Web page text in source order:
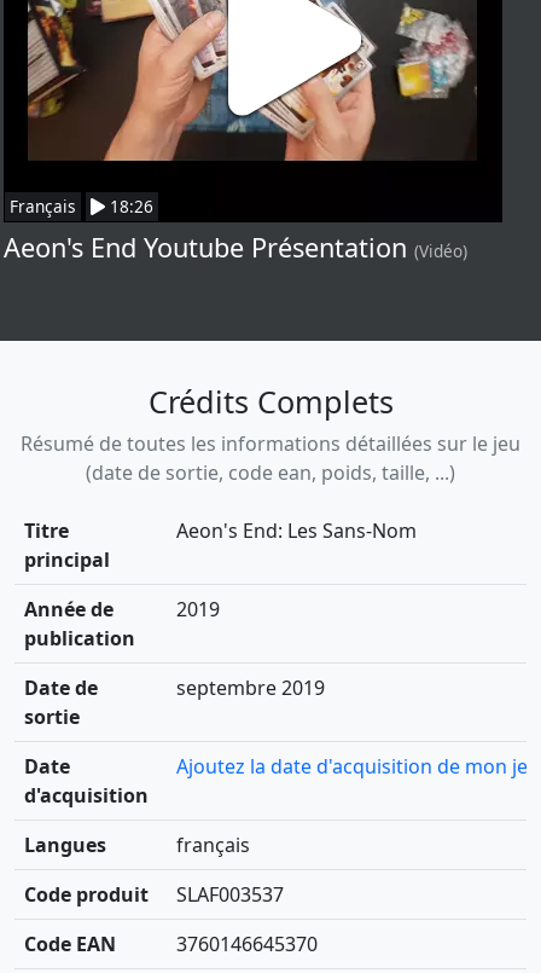
Français 18:26
Aeon's End Youtube Présentation (Vidéo)
Crédits Complets
Résumé de toutes les informations détaillées sur le jeu
(date de sortie, code ean, poids, taille, ...)
Titre
principal
Aeon's End: Les Sans-Nom
Année de
publication
2019
Date de
sortie
septembre 2019
Date
d'acquisition
Ajoutez la date d'acquisition de mon jeu
Langues
français
Code produit
SLAF003537
Code EAN
3760146645370